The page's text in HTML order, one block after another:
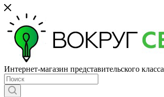
Интернет-магазин представительского класса